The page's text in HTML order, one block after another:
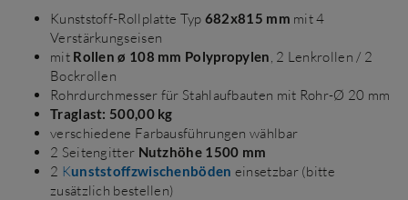
Kunststoff-Rollplatte Typ 682x815 mm mit 4
Verstärkungseisen
mit Rollen ø 108 mm Polypropylen, 2 Lenkrollen / 2
Bockrollen
Rohrdurchmesser für Stahlaufbauten mit Rohr-Ø 20 mm
Traglast: 500,00 kg
verschiedene Farbausführungen wählbar
2 Seitengitter Nutzhöhe 1500 mm
2 Kunststoffzwischenböden einsetzbar (bitte
zusätzlich bestellen)